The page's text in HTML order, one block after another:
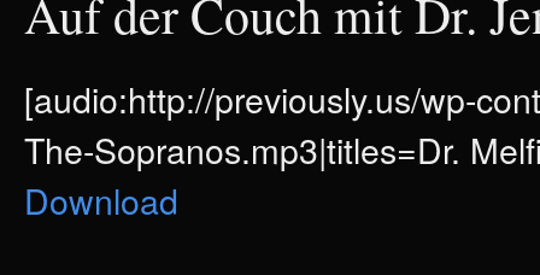
Auf der Couch mit Dr.
[audio:http://previously.us/wp-
The-Sopranos.mp3|titles=Dr.
Download